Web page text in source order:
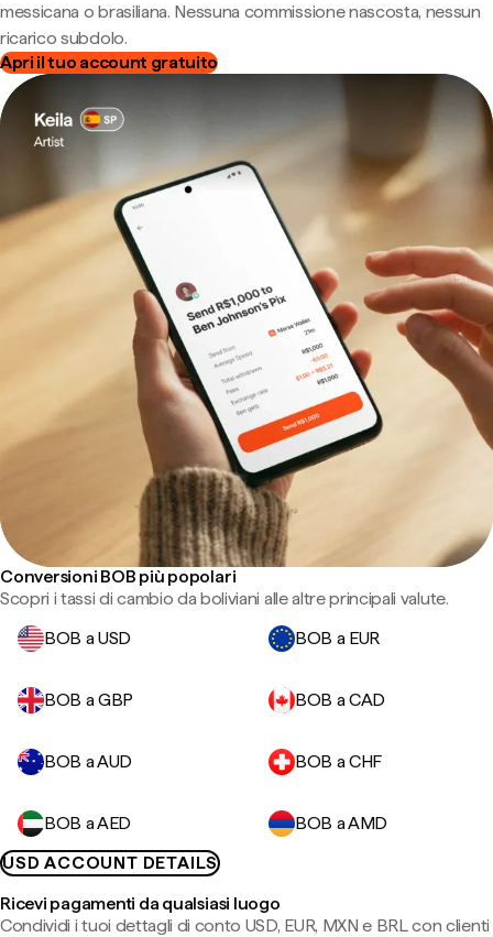
messicana o brasiliana. Nessuna commissione nascosta, nessun
ricarico subdolo.
Apri il tuo account gratuito
Conversioni BOB più popolari
Scopri i tassi di cambio da boliviani alle altre principali valute.
BOB a USD
BOB a EUR
BOB a GBP BOB a CAD
BOB a AUD BOB a CHF
BOB a AED
BOB a AMD
USD ACCOUNT DETAILS
Ricevi pagamenti da qualsiasi luogo
Condividi i tuoi dettagli di conto USD, EUR, MXN e BRL con clienti